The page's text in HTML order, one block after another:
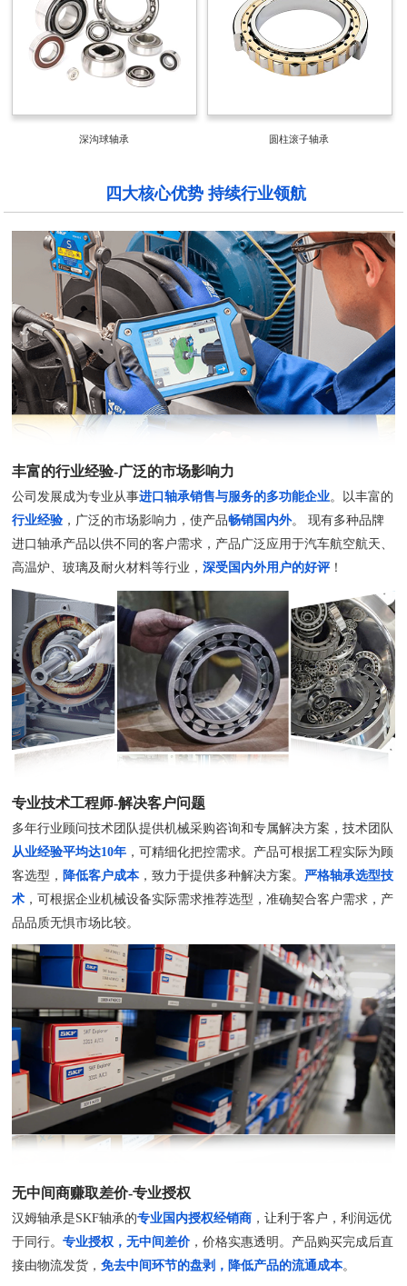
深沟球轴承 圆柱滚子轴承
四大核心优势 持续行业领航
丰富的行业经验-广泛的市场影响力
公司发展成为专业从事进口轴承销售与服务的多功能企业。以丰富的
行业经验 ，广泛的市场影响力，使产品畅销国内外。 现有多种品牌
进口轴承产品以供不同的客户需求，产品广泛应用于汽车航空航天、
高温炉、玻璃及耐火材料等行业，深受国内外用户的好评！
专业技术工程师-解决客户问题
多年行业顾问技术团队提供机械采购咨询和专属解决方案，技术团队
从业经验平均达10年 ，可精细化把控需求。产品可根据工程实际为顾
客选型， 降低客户成本，致力于提供多种解决方案。 严格轴承选型技
术 ，可根据企业机械设备实际需求推荐选型，准确契合客户需求，产
品品质无惧市场比较。
无中间商赚取差价-专业授权
汉姆轴承是SKF轴承的专业国内授权经销商 ，让利于客户，利润远优
于同行。专业授权，无中间差价 ，价格实惠透明。产品购买完成后直
接由物流发货，免去中间环节的盘剥，降低产品的流通成本。